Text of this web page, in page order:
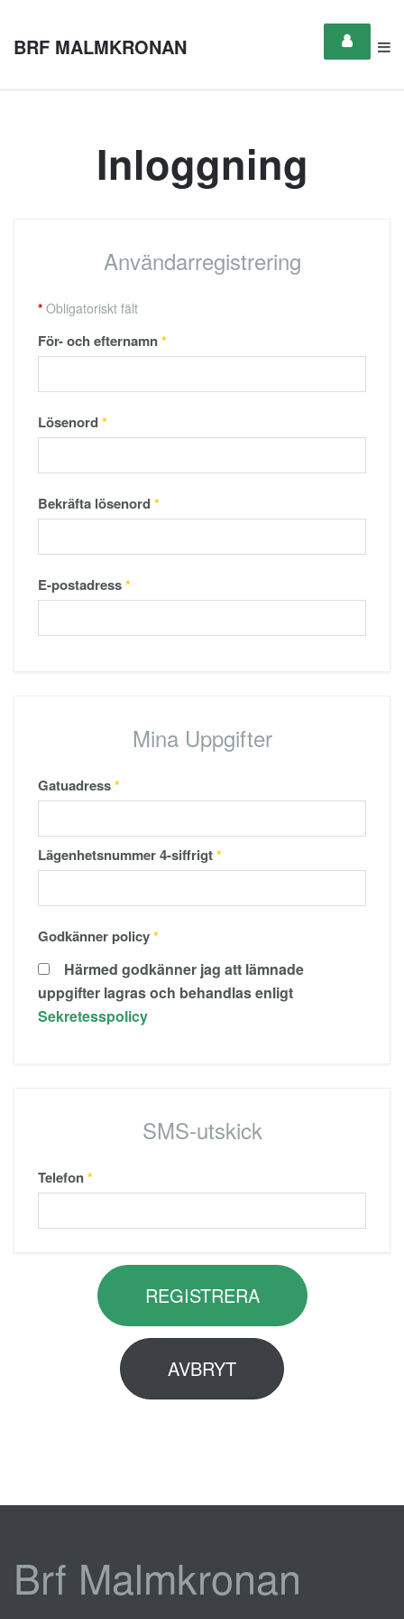
BRF MALMKRONAN
Inloggning
Användarregistrering
* Obligatoriskt fält
För- och efternamn*
Lösenord*
Bekräfta lösenord*
E-postadress*
Mina Uppgifter
Gatuadress*
Lägenhetsnummer 4-siffrigt*
Godkänner policy*
uppgifter lagras och behandlas enligt
Sekretesspolicy
SMS-utskick
Telefon*
REGISTRERA
AVBRYT
Brf Malmkronan